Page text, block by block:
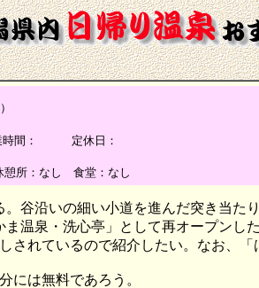
時間： 定休日：
所：なし 食堂：なし
。谷沿いの細い小道を進んだ突き当
温泉・洗心亭」として再オープン
されているので紹介したい。なお、
には無料であろう。